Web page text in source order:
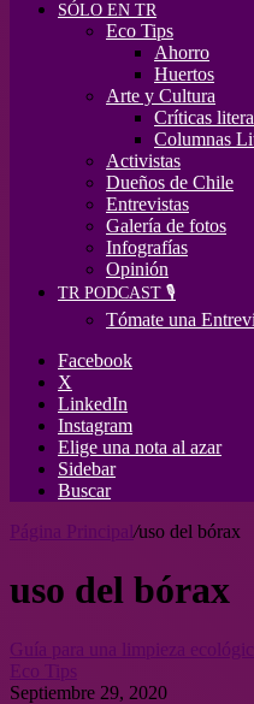
SÓLO EN TR
Eco Tips
Ahorro
Huertos
Arte y Cultura
Críticas
Columnas
Activistas
Dueños de Chile
Entrevistas
Galería de fotos
Infografías
Opinión
TR PODCAST 🎙️
Tómate una
Facebook
X
LinkedIn
Instagram
Elige una nota al azar
Sidebar
Buscar
Página Principal /uso del bórax
uso del bórax
Guía para una limpieza
Eco Tips
Septiembre 29, 2020